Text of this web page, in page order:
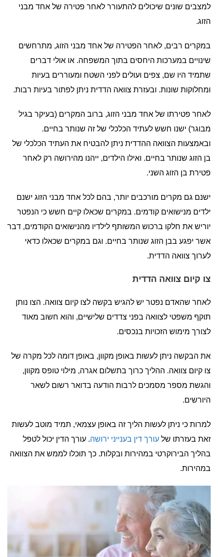
למצבים שונים שיכולים להתעורר לאחר פטירה של אחד מבני
הזוג.
במקרים רבים, לאחר הפטירה של אחד מבני הזוג, מתרחשים
שינויים במערכות היחסים בתוך המשפחה. או אולי דברים
שתמיד היו שם, צפים ועולים לפני השטח ומעוררים בעיות
ומחלוקות שונות. ובעזרת צוואה הדדית ניתן לפתור בעיות רבות.
לאחר פטירתו של אחד מבני הזוג, ברוב המקרים (בעיקר בגיל
מבוגר) ישנו חשש לעתיד הכלכלי של זה שנותר בחיים.
ובאמצעות הצוואה ההדדית ניתן להבטיח את העתיד הכלכלי של
בן הזוג שנותר בחיים. ואילו הילדים, ייהנו מהירושה רק לאחר
פטירת בן הזוג השני.
ישנם גם מקרים מורכבים יותר, בהם לכל אחד מבני הזוג ישנם
ילדים מנישואים קודמים. במקרים שכאלו קיים חשש כי הנפטר
יוריש את חלקו ברכוש המשותף לילדיו מהנישואים הקודמים, דבר
אשר יפגע בבן הזוג שנותר בחיים. וגם במקרים שכאלו כדאי
לערוך צוואה הדדית.
צו קיום צוואה הדדית
לאחר שהאדם נפטר יש להגיש בקשה לצו קיום צוואה. הצו נותן
תוקף משפטי לצוואה בפני צדדים שלישיים, והוא חשוב מאוד
לצורך מימוש הזכויות בנכסים.
את הבקשה ניתן לעשות באופן מקוון, באופן דומה לכל מקרה של
צו קיום צוואה. ההליך כרוך בתשלום אגרה, מילוי טופס מקוון,
והגשת מספר מסמכים לרבות הודעה בדואר רשום לשאר
היורשים.
למרות כי ניתן לעשות הליך זה באופן עצמאי, תמיד מוטב לעשות
זאת בעזרתו של עורך דין בענייני ירושה. עורך הדין יכול לטפל
בהליך הבירוקרטי במהירות ובקלות. כך תוכלו לממש את הצוואה
במהירות.